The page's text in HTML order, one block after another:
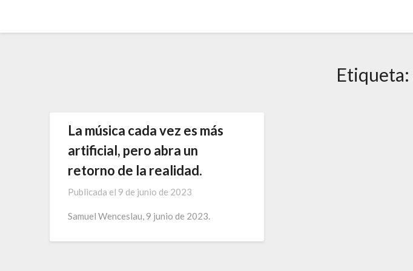
Etiqueta:
La música cada vez es más
artificial, pero abra un
retorno de la realidad.
Publicada el 9 de junio de 2023
Samuel Wenceslau, 9 junio de 2023.